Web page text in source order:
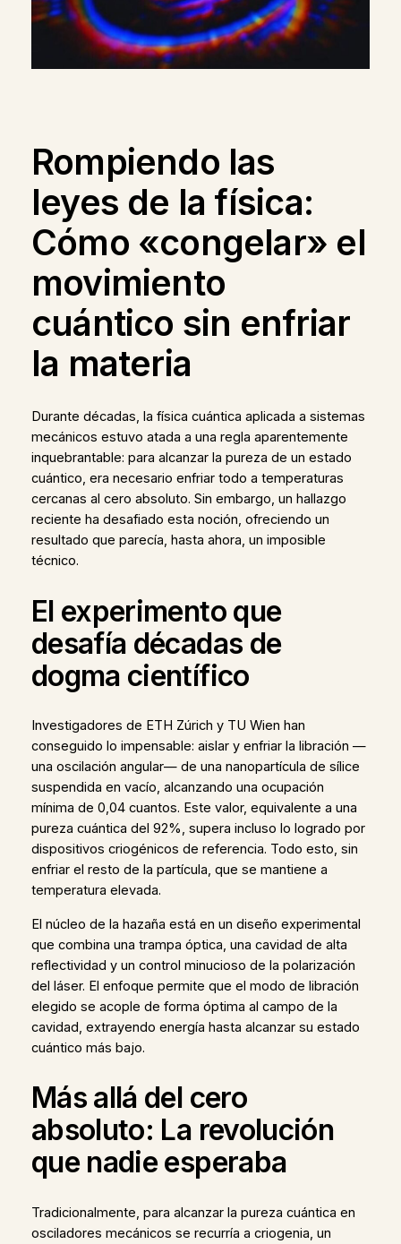
Rompiendo las
leyes de la física:
Cómo «congelar» el
movimiento
cuántico sin enfriar
la materia
Durante décadas, la física cuántica aplicada a sistemas
mecánicos estuvo atada a una regla aparentemente
inquebrantable: para alcanzar la pureza de un estado
cuántico, era necesario enfriar todo a temperaturas
cercanas al cero absoluto. Sin embargo, un hallazgo
reciente ha desafiado esta noción, ofreciendo un
resultado que parecía, hasta ahora, un imposible
técnico.
El experimento que
desafía décadas de
dogma científico
Investigadores de ETH Zúrich y TU Wien han
conseguido lo impensable: aislar y enfriar la libración —
una oscilación angular— de una nanopartícula de sílice
suspendida en vacío, alcanzando una ocupación
mínima de 0,04 cuantos. Este valor, equivalente a una
pureza cuántica del 92%, supera incluso lo logrado por
dispositivos criogénicos de referencia. Todo esto, sin
enfriar el resto de la partícula, que se mantiene a
temperatura elevada.
El núcleo de la hazaña está en un diseño experimental
que combina una trampa óptica, una cavidad de alta
reflectividad y un control minucioso de la polarización
del láser. El enfoque permite que el modo de libración
elegido se acople de forma óptima al campo de la
cavidad, extrayendo energía hasta alcanzar su estado
cuántico más bajo.
Más allá del cero
absoluto: La revolución
que nadie esperaba
Tradicionalmente, para alcanzar la pureza cuántica en
osciladores mecánicos se recurría a criogenia, un